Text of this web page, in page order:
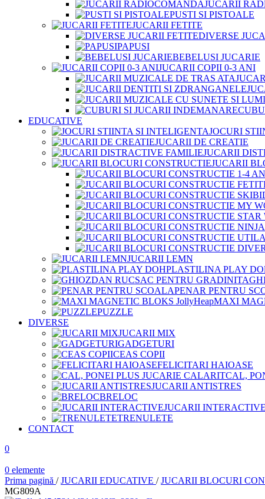
JUCARII
PUSTI SI PISTOALE
JUCARII FETITE
DIVERSE
PAPUSI
BEBELUSI JUCARIE
JUCARII COPII 0-3 ANI
EDUCATIVE
JOCURI
JUCARII DE CREATIE
JUCARII
JUCARII
JUCARII LEMN
PLASTILINA PLAY
PENAR PENTRU
MAXI
PUZZLE
DIVERSE
JUCARII MIX
GADGETURI
CEAS COPII
FELICITARI HAIOASE
CAL,
JUCARII ANTISTRES
BRELOC
JUCARII INTERACTIVE
TRENULETE
CONTACT
0
0 elemente
Prima pagină / JUCARII EDUCATIVE / JUCARII BLOCURI
MG809A